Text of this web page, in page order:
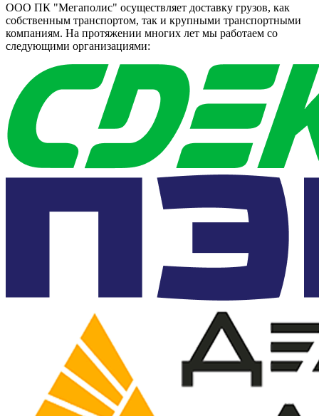
ООО ПК "Мегаполис" осуществляет доставку грузов, как
собственным транспортом, так и крупными транспортными
компаниям. На протяжении многих лет мы работаем со
следующими организациями: